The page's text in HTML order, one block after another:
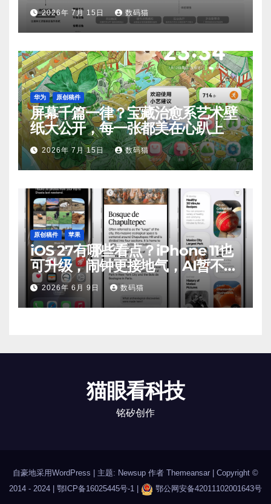
2026年 7月 15日 数码猫
华为 原创稿件
屏幕千篇一律？宝藏治愈系艺术壁
纸大公开，每一张都美在心趴上
2026年 7月 15日 数码猫
原创稿件 苹果
iOS 27有哪些看点？iPhone 11也
可升级，闹钟更接地气，AI暂不支
持2026年 6月 9日 数码猫
猫眼看科技
铭矽创作
自豪地采用WordPress 主题: Newsup 作者 Themeansar | Copyright ©
2014 - 2024 | 鄂ICP备16025445号-1 鄂公网安备42011102001643号